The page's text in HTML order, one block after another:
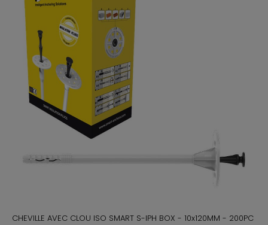
CHEVILLE AVEC CLOU ISO SMART S-IPH BOX - 10x120MM - 200PC